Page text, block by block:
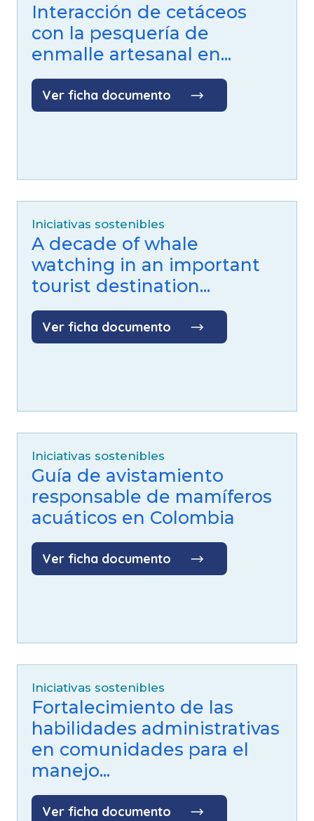
Interacción de cetáceos
con la pesquería de
enmalle artesanal en...
Ver ficha documento
Iniciativas sostenibles
A decade of whale
watching in an important
tourist destination...
Ver ficha documento
Iniciativas sostenibles
Guía de avistamiento
responsable de mamíferos
acuáticos en Colombia
Ver ficha documento
Iniciativas sostenibles
Fortalecimiento de las
habilidades administrativas
en comunidades para el
manejo...
Ver ficha documento